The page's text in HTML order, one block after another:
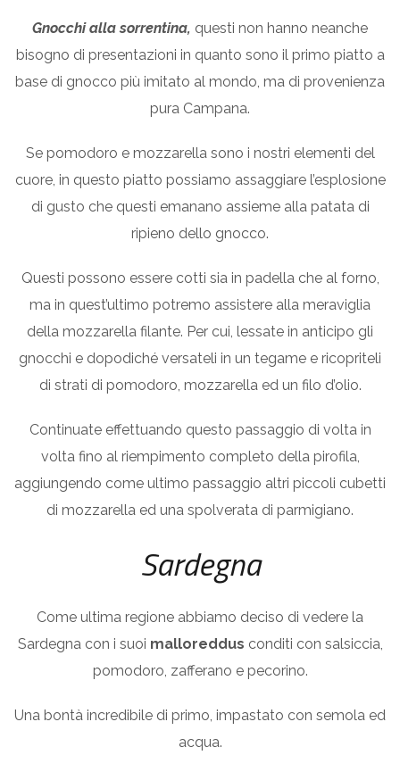
Gnocchi alla sorrentina, questi non hanno neanche
bisogno di presentazioni in quanto sono il primo piatto a
base di gnocco più imitato al mondo, ma di provenienza
pura Campana.
Se pomodoro e mozzarella sono i nostri elementi del
cuore, in questo piatto possiamo assaggiare l’esplosione
di gusto che questi emanano assieme alla patata di
ripieno dello gnocco.
Questi possono essere cotti sia in padella che al forno,
ma in quest’ultimo potremo assistere alla meraviglia
della mozzarella filante. Per cui, lessate in anticipo gli
gnocchi e dopodiché versateli in un tegame e ricopriteli
di strati di pomodoro, mozzarella ed un filo d’olio.
Continuate effettuando questo passaggio di volta in
volta fino al riempimento completo della pirofila,
aggiungendo come ultimo passaggio altri piccoli cubetti
di mozzarella ed una spolverata di parmigiano.
Sardegna
Come ultima regione abbiamo deciso di vedere la
Sardegna con i suoi malloreddus conditi con salsiccia,
pomodoro, zafferano e pecorino.
Una bontà incredibile di primo, impastato con semola ed
acqua.